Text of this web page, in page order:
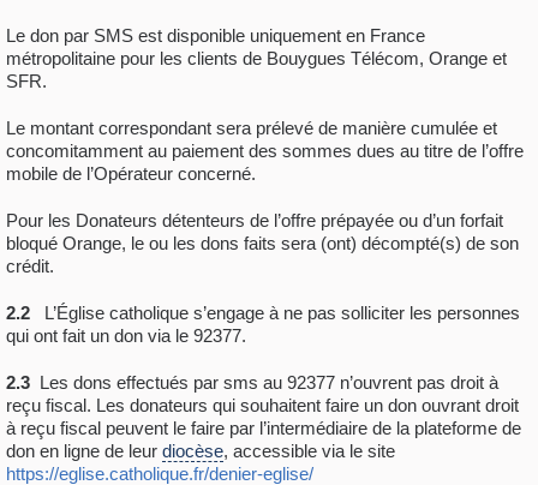
Le don par SMS est disponible uniquement en France
métropolitaine pour les clients de Bouygues Télécom, Orange et
SFR.
Le montant correspondant sera prélevé de manière cumulée et
concomitamment au paiement des sommes dues au titre de l’offre
mobile de l’Opérateur concerné.
Pour les Donateurs détenteurs de l’offre prépayée ou d’un forfait
bloqué Orange, le ou les dons faits sera (ont) décompté(s) de son
crédit.
2.2 L’Église catholique s’engage à ne pas solliciter les personnes
qui ont fait un don via le 92377.
2.3 Les dons effectués par sms au 92377 n’ouvrent pas droit à
reçu fiscal. Les donateurs qui souhaitent faire un don ouvrant droit
à reçu fiscal peuvent le faire par l’intermédiaire de la plateforme de
don en ligne de leur diocèse, accessible via le site
https://eglise.catholique.fr/denier-eglise/